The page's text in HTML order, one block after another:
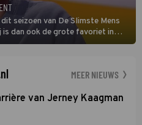
seizoen van De Slimste Mens
dan ook de grote favoriet in
inbreng, want komiek
MEER NIEUWS
van Jerney Kaagman